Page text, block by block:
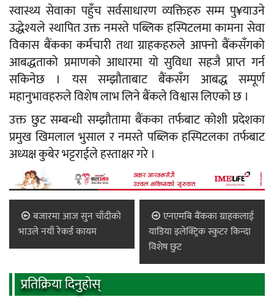
स्वास्थ्य सेवाका पहुँच सर्वसाधारण व्यक्तिहरु सम्म पु¥याउने
उद्धेश्यले स्थापित उक्त नमस्ते पब्लिक हस्पिटलमा कामना सेवा
विकास बैंकका कर्मचारी तथा ग्राहकहरुले आफ्नो बैंकसँगको
आबद्धताको प्रमाणको आधारमा यो सुविधा सहजै प्राप्त गर्न
सकिनेछ । यस सम्झौताबाट बैंकसँग आबद्ध सम्पूर्ण
महानुभावहरुले विशेष लाभ लिने बैंकले विश्वास लिएको छ ।
उक्त छुट सम्बन्धी सम्झौतामा बैंकका तर्फबाट कोशी प्रदेशका
प्रमुख खिमलाल भुसाल र नमस्ते पब्लिक हस्पिटलका तर्फबाट
अध्यक्ष कुबेर भट्टराईले हस्ताक्षर गरे ।
बजारमा आज सुन चाँदीको
भाउले नयाँ रेकर्ड कायम
एनएमबि बैंकका ग्राहकलाई
याडिया इलेक्ट्रिक स्कुटर किन्दा
विशेष छुट
प्रतिक्रिया दिनुहोस्